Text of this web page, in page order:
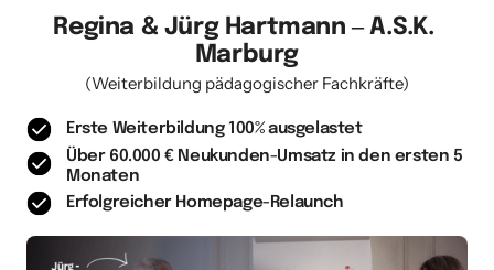
Regina & Jürg Hartmann ‒ A.S.K.
Marburg
(Weiterbildung pädagogischer Fachkräfte)
Erste Weiterbildung 100% ausgelastet
Über 60.000 € Neukunden-Umsatz in den ersten 5
Monaten
Erfolgreicher Homepage-Relaunch